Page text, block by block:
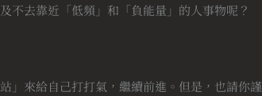
不去靠近「低頻」和「負能量」的人事物呢？
」來給自己打打氣，繼續前進。但是，也請你謹